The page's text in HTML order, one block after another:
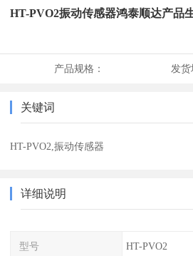
HT-PVO2振动传感器鸿泰顺达产品
产品规格： 发货
关键词
HT-PVO2,振动传感器
详细说明
型号 HT-PVO2